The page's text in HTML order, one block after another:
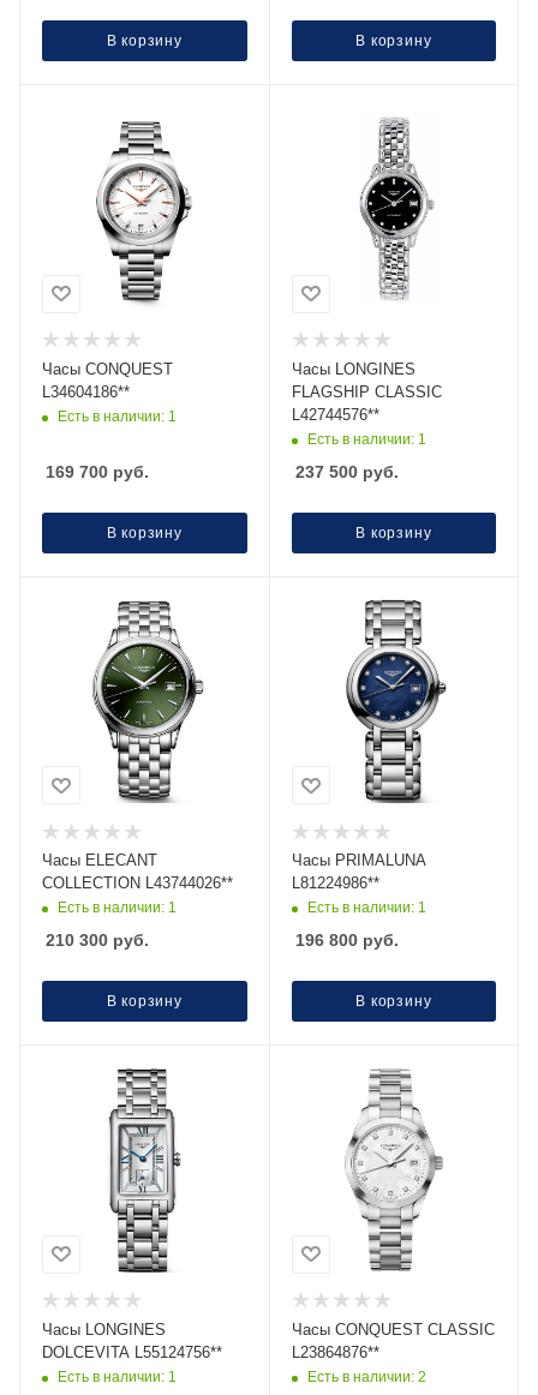
В корзину В корзину
Часы CONQUEST
L34604186**
Есть в наличии: 1
169 700 руб.
В корзину
Часы LONGINES
FLAGSHIP CLASSIC
L42744576**
Есть в наличии: 1
237 500руб.
В корзину
Часы ELECANT
COLLECTION L43744026**
Есть в наличии: 1
210 300 руб.
В корзину
Часы PRIMALUNA
L81224986**
Есть в наличии: 1
196 800руб.
В корзину
Часы LONGINES
DOLCEVITA L55124756**
Есть в наличии: 1
Часы CONQUEST CLASSIC
L23864876**
Есть в наличии: 2